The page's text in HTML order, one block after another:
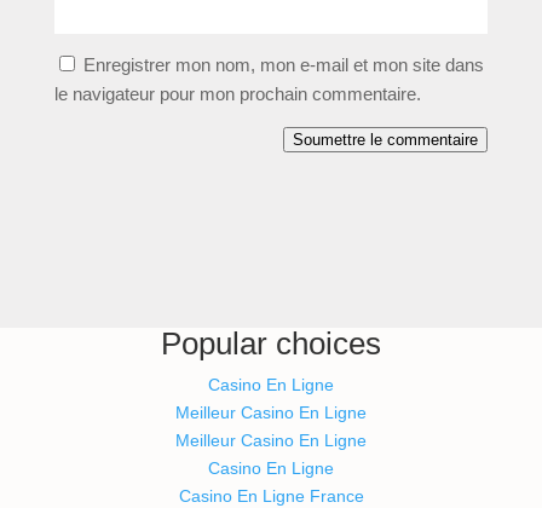
Enregistrer mon nom, mon e-mail et mon site dans
le navigateur pour mon prochain commentaire.
Soumettre le commentaire
Popular choices
Casino En Ligne
Meilleur Casino En Ligne
Meilleur Casino En Ligne
Casino En Ligne
Casino En Ligne France